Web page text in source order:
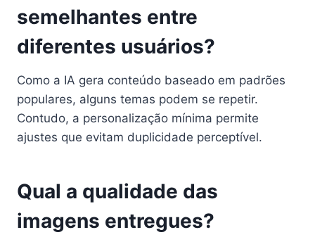
semelhantes entre
diferentes usuários?
Como a IA gera conteúdo baseado em padrões
populares, alguns temas podem se repetir.
Contudo, a personalização mínima permite
ajustes que evitam duplicidade perceptível.
Qual a qualidade das
imagens entregues?